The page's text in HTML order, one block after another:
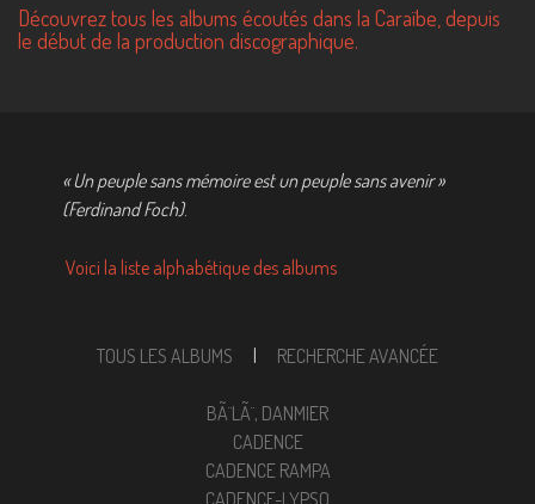
Découvrez tous les albums écoutés dans la Caraïbe, depuis
le début de la production discographique.
« Un peuple sans mémoire est un peuple sans avenir »
(Ferdinand Foch).
Voici la liste alphabétique des albums
TOUS LES ALBUMS RECHERCHE AVANCÉE
BÃ¨LÃ¨, DANMIER
CADENCE
CADENCE RAMPA
CADENCE-LYPSO